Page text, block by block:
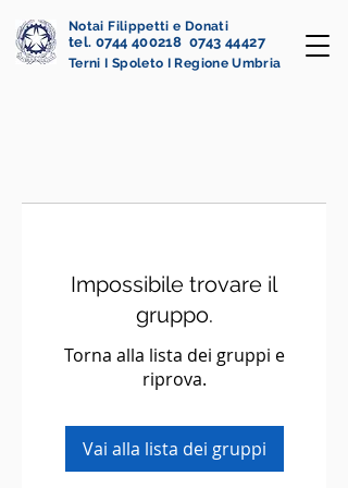
Notai Filippetti e Donati
tel. 0744 400218 0743 44427
Terni I Spoleto I Regione Umbria
Impossibile trovare il
gruppo.
Torna alla lista dei gruppi e
riprova.
Vai alla lista dei gruppi